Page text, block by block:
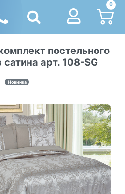
0
постельного
сатина арт. 108-SG
Новинка